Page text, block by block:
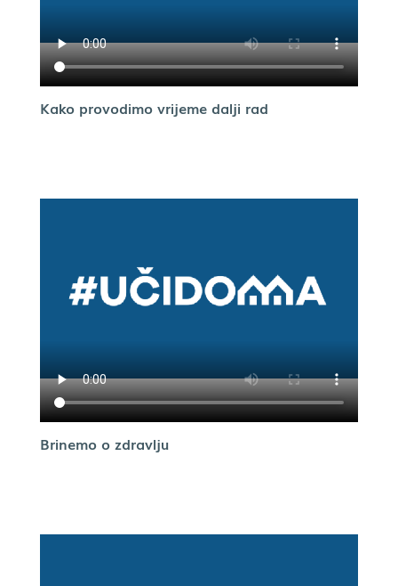
Kako provodimo vrijeme dalji rad
Brinemo o zdravlju